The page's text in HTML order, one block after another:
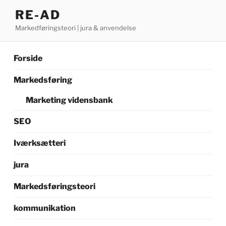
indhold
RE-AD
Markedføringsteori | jura & anvendelse
Forside
Markedsføring
Marketing vidensbank
SEO
Iværksætteri
jura
Markedsføringsteori
kommunikation